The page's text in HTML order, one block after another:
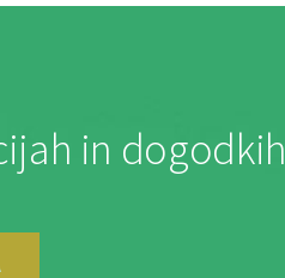
in dogodkih